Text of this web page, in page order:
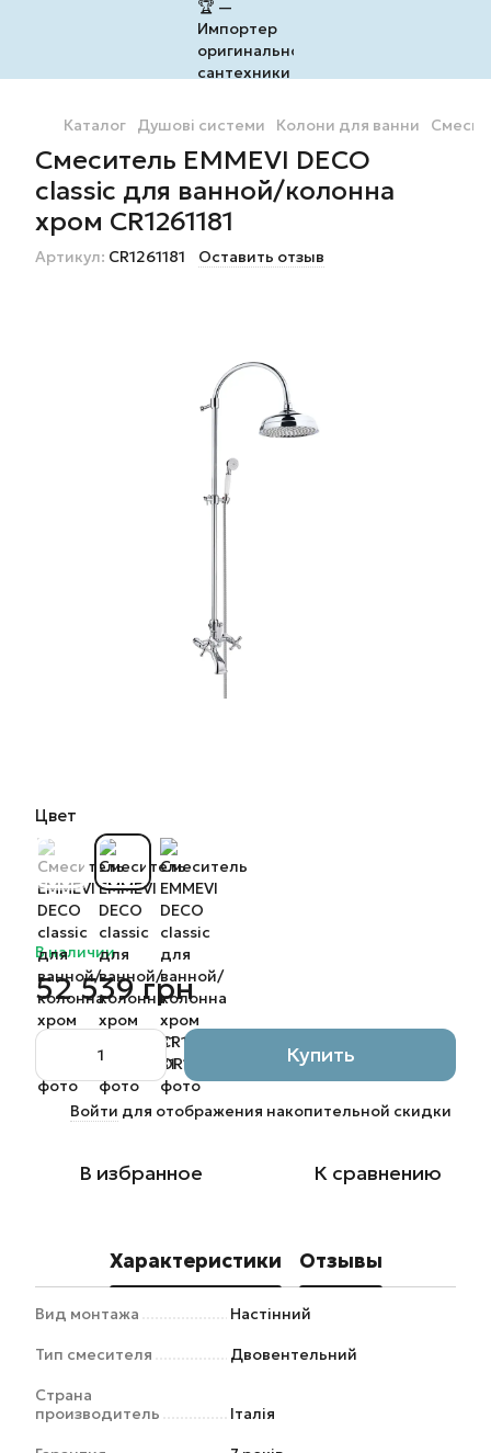
Каталог Душові системи Колони для ванни
Смеситель EMMEVI DECO
classic для ванной/колонна
хром CR1261181
Артикул: CR1261181 Оставить отзыв
Цвет
В наличии
52 539 грн
Купить
Войти для отображения накопительной скидки
В избранное К сравнению
Характеристики Отзывы
Вид монтажа Настінний
Тип смесителя Двовентельний
Страна
производитель
Італія